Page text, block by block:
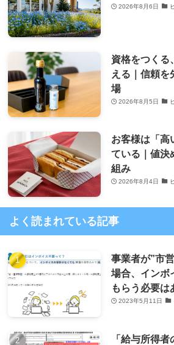
2026年8月6日
資格をつくる
える｜信頼を
場
2026年8月5日
お客様は「高
ている｜値決
組み
2026年8月4日
よく読まれている記事
事業者が”市
場合、インボ
もらう必要は
2023年5月11日
「給与所得